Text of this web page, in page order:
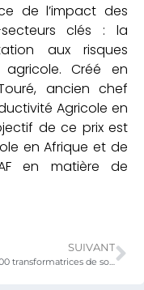
de l’impact des
clés : la
aux risques
Créé en
ancien chef
Agricole en
de ce prix est
en Afrique et de
en matière de
SUIVANT
FSRP : 200 transformatrices de soja équipés en matériels de transformation dans toutes les régions du pays